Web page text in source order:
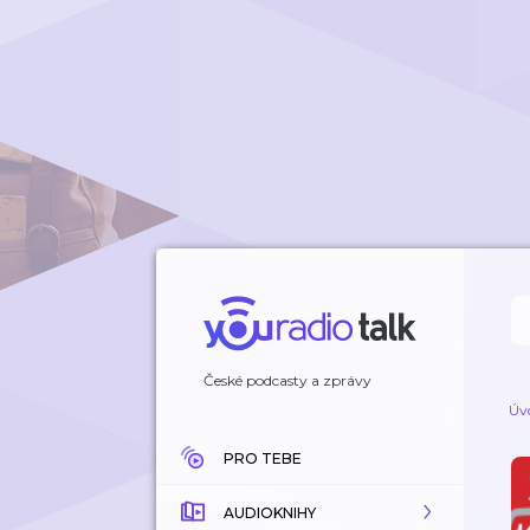
České podcasty a zprávy
PRO TEBE
AUDIOKNIHY